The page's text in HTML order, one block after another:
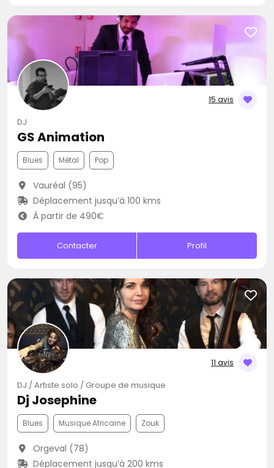
15 avis
DJ
GS Animation
Blues Métal Pop
Vauréal (95)
Déplacement jusqu’à 100 kms
À partir de 490€
Contacter Profil
11 avis
DJ / Artiste solo / Groupe de musique
Dj Josephine
Blues Musique Africaine Zouk
Orgeval (78)
Déplacement jusqu’à 200 kms